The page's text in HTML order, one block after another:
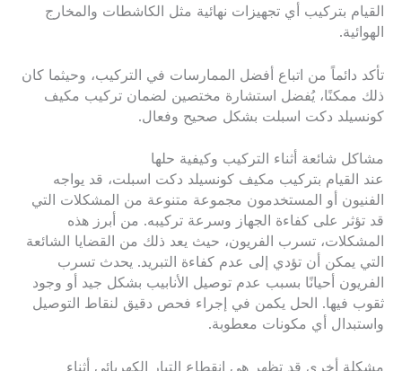
القيام بتركيب أي تجهيزات نهائية مثل الكاشطات والمخارج
الهوائية.
تأكد دائماً من اتباع أفضل الممارسات في التركيب، وحيثما كان
ذلك ممكنًا، يُفضل استشارة مختصين لضمان تركيب مكيف
كونسيلد دكت اسبلت بشكل صحيح وفعال.
مشاكل شائعة أثناء التركيب وكيفية حلها
عند القيام بتركيب مكيف كونسيلد دكت اسبلت، قد يواجه
الفنيون أو المستخدمون مجموعة متنوعة من المشكلات التي
قد تؤثر على كفاءة الجهاز وسرعة تركيبه. من أبرز هذه
المشكلات، تسرب الفريون، حيث يعد ذلك من القضايا الشائعة
التي يمكن أن تؤدي إلى عدم كفاءة التبريد. يحدث تسرب
الفريون أحيانًا بسبب عدم توصيل الأنابيب بشكل جيد أو وجود
ثقوب فيها. الحل يكمن في إجراء فحص دقيق لنقاط التوصيل
واستبدال أي مكونات معطوبة.
مشكلة أخرى قد تظهر هي انقطاع التيار الكهربائي أثناء